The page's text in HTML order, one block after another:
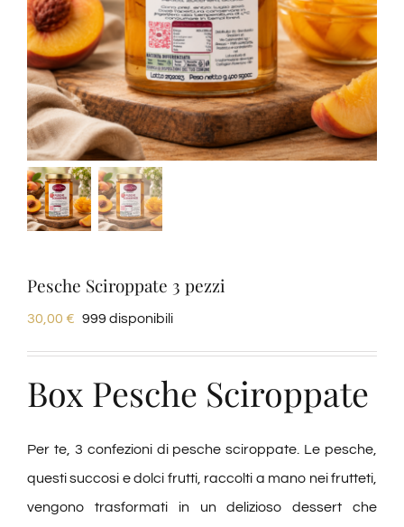
Degustazioni
Servizi
Wine Tasting
Blog
Amazon
Ebay
Pesche Sciroppate 3 pezzi
30,00 € 999 disponibili
Box Pesche Sciroppate
Per te, 3 confezioni di pesche sciroppate. Le pesche,
questi succosi e dolci frutti, raccolti a mano nei frutteti,
vengono trasformati in un delizioso dessert che